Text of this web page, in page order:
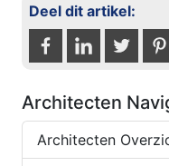
Deel dit artikel:
Architecten
Architecten